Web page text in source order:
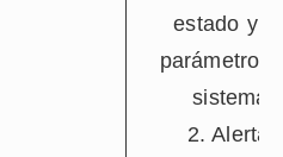
estado y
parámetros
sistema.
2. Alertas